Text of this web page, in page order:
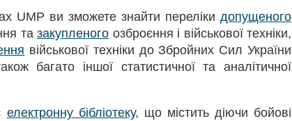
UMP ви зможете знайти переліки допущеного
та закупленого озброєння і військової техніки,
військової техніки до Збройних Сил України
багато іншої статистичної та аналітичної
електронну бібліотеку, що містить діючи бойові